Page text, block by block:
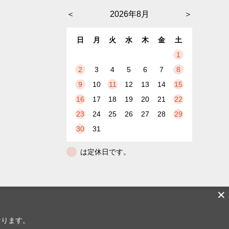
＜ ＞
2026年8月
日 月 火 水 木 金
土
1
2
3 4 5 6 7
8
9
10 11 12 13 14
15
16
17 18 19 20 21
22
23
24 25 26 27 28
29
30
31
は定休日です。
✕
ます。